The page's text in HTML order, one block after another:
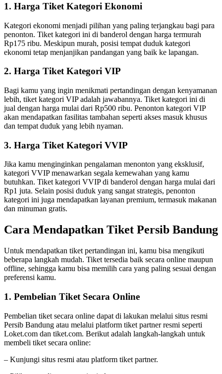
1. Harga Tiket Kategori Ekonomi
Kategori ekonomi menjadi pilihan yang paling terjangkau bagi para
penonton. Tiket kategori ini di banderol dengan harga termurah
Rp175 ribu. Meskipun murah, posisi tempat duduk kategori
ekonomi tetap menjanjikan pandangan yang baik ke lapangan.
2. Harga Tiket Kategori VIP
Bagi kamu yang ingin menikmati pertandingan dengan kenyamanan
lebih, tiket kategori VIP adalah jawabannya. Tiket kategori ini di
jual dengan harga mulai dari Rp500 ribu. Penonton kategori VIP
akan mendapatkan fasilitas tambahan seperti akses masuk khusus
dan tempat duduk yang lebih nyaman.
3. Harga Tiket Kategori VVIP
Jika kamu menginginkan pengalaman menonton yang eksklusif,
kategori VVIP menawarkan segala kemewahan yang kamu
butuhkan. Tiket kategori VVIP di banderol dengan harga mulai dari
Rp1 juta. Selain posisi duduk yang sangat strategis, penonton
kategori ini juga mendapatkan layanan premium, termasuk makanan
dan minuman gratis.
Cara Mendapatkan Tiket Persib Bandung
Untuk mendapatkan tiket pertandingan ini, kamu bisa mengikuti
beberapa langkah mudah. Tiket tersedia baik secara online maupun
offline, sehingga kamu bisa memilih cara yang paling sesuai dengan
preferensi kamu.
1. Pembelian Tiket Secara Online
Pembelian tiket secara online dapat di lakukan melalui situs resmi
Persib Bandung atau melalui platform tiket partner resmi seperti
Loket.com dan tiket.com. Berikut adalah langkah-langkah untuk
membeli tiket secara online:
– Kunjungi situs resmi atau platform tiket partner.